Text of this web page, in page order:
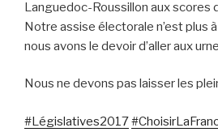
Languedoc-Roussillon aux scores
Notre assise électorale n’est plus
nous avons le devoir d’aller aux
Nous ne devons pas laisser les
#Législatives2017#